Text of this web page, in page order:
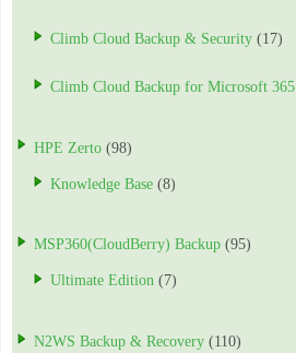
Climb Cloud Backup & Security (17)
Climb Cloud Backup for Microsoft 365
HPE Zerto (98)
Knowledge Base (8)
MSP360(CloudBerry) Backup (95)
Ultimate Edition (7)
N2WS Backup & Recovery (110)